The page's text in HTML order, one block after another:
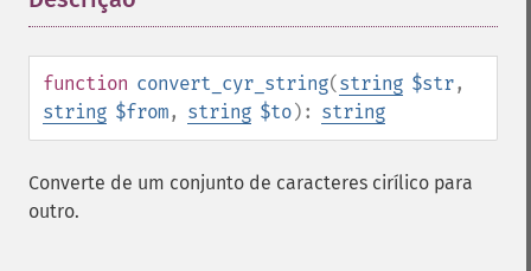
function convert_cyr_string(string $str,
string $from, string $to): string
Converte de um conjunto de caracteres cirílico para
outro.